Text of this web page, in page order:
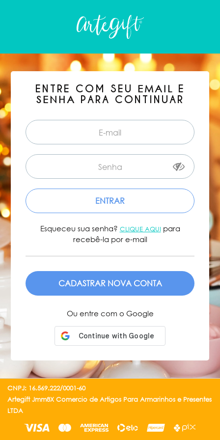
ENTRE COM SEU EMAIL E
SENHA PARA CONTINUAR
ENTRAR
Esqueceu sua senha? CLIQUE AQUI para
recebê-la por e-mail
ENVIAR
Ou entre com o Google
CNPJ: 16.569.222/0001-60
Artegift Jmm8X Comercio de Artigos Para Armarinhos e Presentes
LTDA